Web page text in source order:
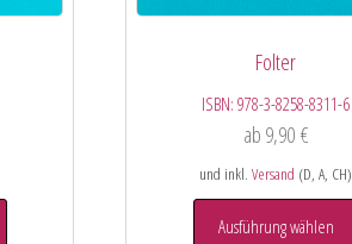
Folter
ISBN:978-3-8258-8311-6
ab 9,90 €
und inkl.Versand (D, A, CH)
Ausführung wählen